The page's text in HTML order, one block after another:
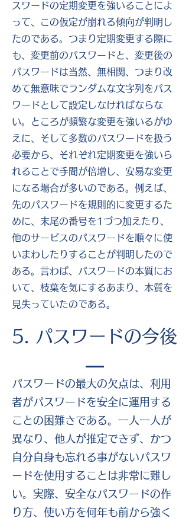
スワードの定期変更を強いることによ
って、この仮定が崩れる傾向が判明し
たのである。つまり定期変更する際に
も、変更前のパスワードと、変更後の
パスワードは当然、無相関、つまり改
めて無意味でランダムな文字列をパス
ワードとして設定しなければならな
い。ところが頻繁な変更を強いるがゆ
えに、そして多数のパスワードを扱う
必要から、それぞれ定期変更を強いら
れることで手間が倍増し、安易な変更
になる場合が多いのである。例えば、
先のパスワードを規則的に変更するた
めに、末尾の番号を1づつ加えたり、
他のサービスのパスワードを順々に使
いまわしたりすることが判明したので
ある。言わば、パスワードの本質にお
いて、枝葉を気にするあまり、本質を
見失っていたのである。
5. パスワードの今後
パスワードの最大の欠点は、利用
者がパスワードを安全に運用する
ことの困難さである。一人一人が
異なり、他人が推定できず、かつ
自分自身も忘れる事がないパスワ
ードを使用することは非常に難し
い。実際、安全なパスワードの作
り方、使い方を何年も前から強く